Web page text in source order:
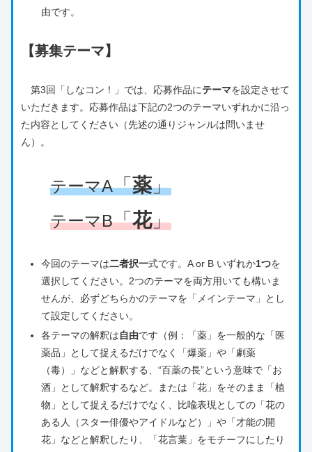
由です。
【募集テーマ】
第3回「しなコン！」では、応募作品にテーマを設定させて
いただきます。応募作品は下記の2つのテーマいずれかに沿っ
た内容としてください（先述の通りジャンルは問いませ
ん）。
テーマA「薬」
テーマB「花」
今回のテーマは二者択一式です。A or B いずれか1つを
選択してください。2つのテーマを両方用いても構いま
せんが、必ずどちらかのテーマを「メインテーマ」とし
て設定してください。
各テーマの解釈は自由です（例：「薬」を一般的な「医
薬品」として捉えるだけでなく「爆薬」や「劇薬
（毒）」などと解釈する、“百薬の長”という意味で「お
酒」として解釈するなど。または「花」をそのまま「植
物」として捉えるだけでなく、比喩表現としての「花の
ある人（スター俳優やアイドルなど）」や「才能の開
花」などと解釈したり、「花言葉」をモチーフにしたり